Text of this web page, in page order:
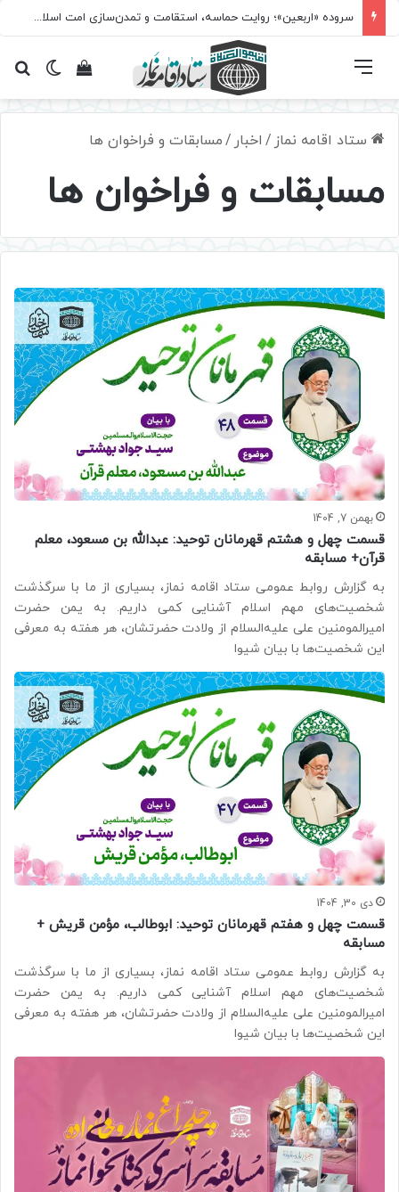
سروده‌ «اربعین»؛ روایت حماسه، استقامت و تمدن‌سازی امت اسلامی
تغییرمشاهده فهرست
ستاد اقامه نماز / اخبار /مسابقات و فراخوان ها
مسابقات و فراخوان ها
بهمن 7, 1404
قسمت چهل و هشتم قهرمانان توحید: عبدالله بن مسعود، معلم
قرآن+ مسابقه
به گزارش روابط عمومی ستاد اقامه نماز، بسیاری از ما با سرگذشت
شخصیت‌های مهم اسلام آشنایی کمی داریم. به یمن حضرت
امیرالمومنین علی علیه‌السلام از ولادت حضرتشان، هر هفته به معرفی
این شخصیت‌ها با بیان شیوا
دی 30, 1404
قسمت چهل و هفتم قهرمانان توحید: ابوطالب، مؤمن قریش +
مسابقه
به گزارش روابط عمومی ستاد اقامه نماز، بسیاری از ما با سرگذشت
شخصیت‌های مهم اسلام آشنایی کمی داریم. به یمن حضرت
امیرالمومنین علی علیه‌السلام از ولادت حضرتشان، هر هفته به معرفی
این شخصیت‌ها با بیان شیوا